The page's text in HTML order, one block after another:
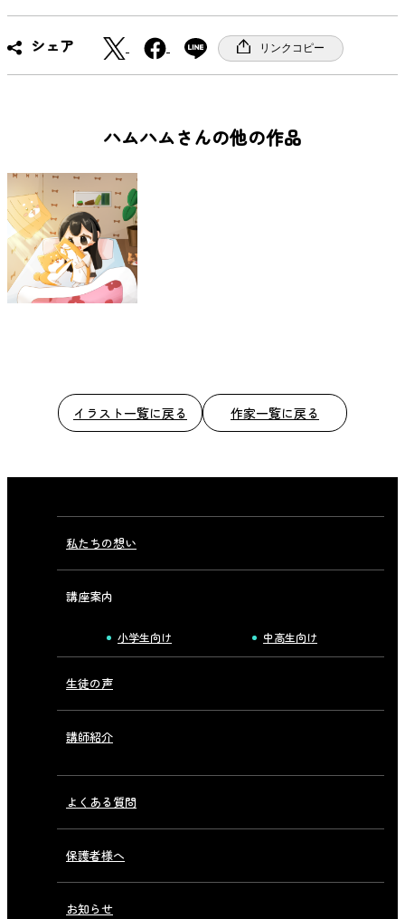
シェア
a
c
o
リンクコピー
ハムハムさんの他の作品
イラスト一覧に戻る 作家一覧に戻る
私たちの想い
講座案内
小学生向け 中高生向け
生徒の声
講師紹介
よくある質問
保護者様へ
お知らせ